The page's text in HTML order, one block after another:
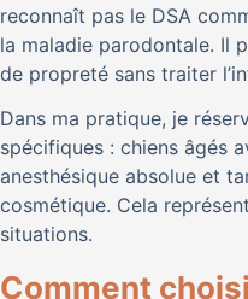
reconnaît pas le DSA
la maladie parodontale. Il
de propreté sans traiter
Dans ma pratique, je
spécifiques : chiens âgés
anesthésique absolue et
cosmétique. Cela
situations.
Comment